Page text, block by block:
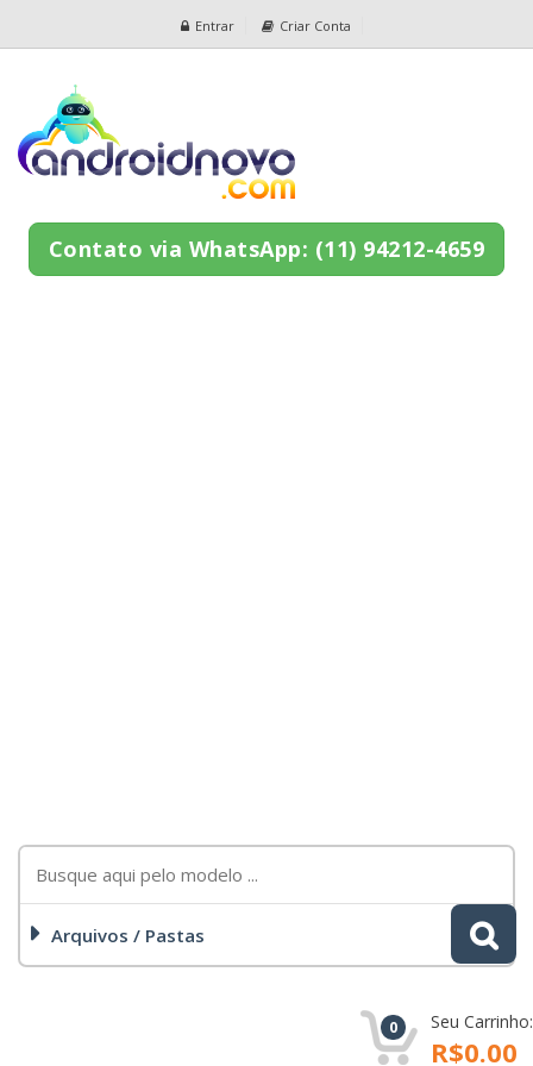
Entrar Criar Conta
Contato via WhatsApp: (11) 94212-4659
Arquivos / Pastas
0 Seu Carrinho:
R$0.00